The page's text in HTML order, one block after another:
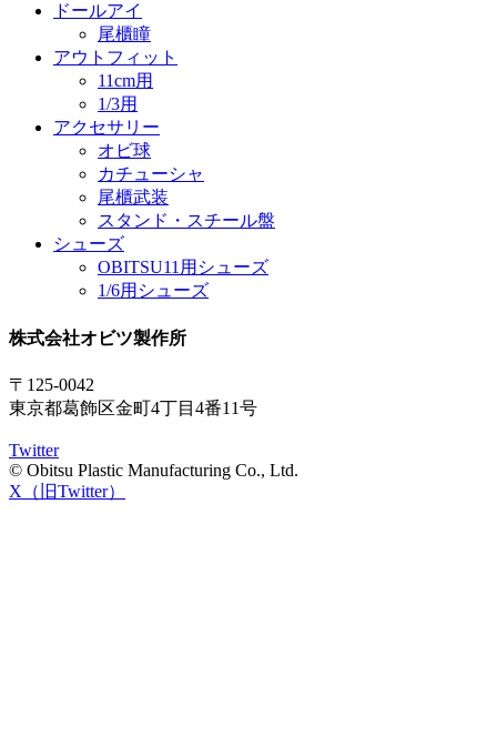
ドールアイ
尾櫃瞳
アウトフィット
11cm用
1/3用
アクセサリー
オビ球
カチューシャ
尾櫃武装
スタンド・スチール盤
シューズ
OBITSU11用シューズ
1/6用シューズ
株式会社オビツ製作所
〒125-0042
東京都葛飾区金町4丁目4番11号
Twitter
© Obitsu Plastic Manufacturing Co., Ltd.
X（旧Twitter）